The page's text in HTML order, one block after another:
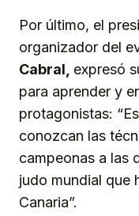
Por último, el
organizador del
Cabral, expresó
para aprender y
protagonistas:
conozcan las
campeonas a las
judo mundial que
Canaria”.